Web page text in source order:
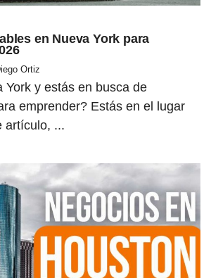
en Nueva York para
Ortiz
York y estás en busca de
emprender? Estás en el lugar
artículo, ...